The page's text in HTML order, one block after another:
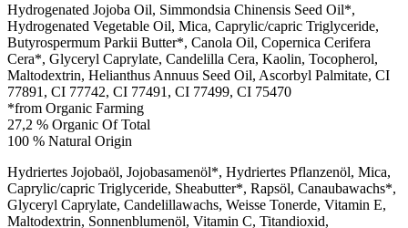
Hydrogenated Jojoba Oil, Simmondsia Chinensis Seed Oil*,
Hydrogenated Vegetable Oil, Mica, Caprylic/capric Triglyceride,
Butyrospermum Parkii Butter*, Canola Oil, Copernica Cerifera
Cera*, Glyceryl Caprylate, Candelilla Cera, Kaolin, Tocopherol,
Maltodextrin, Helianthus Annuus Seed Oil, Ascorbyl Palmitate, CI
77891, CI 77742, CI 77491, CI 77499, CI 75470
*from Organic Farming
27,2 % Organic Of Total
100 % Natural Origin
Hydriertes Jojobaöl, Jojobasamenöl*, Hydriertes Pflanzenöl, Mica,
Caprylic/capric Triglyceride, Sheabutter*, Rapsöl, Canaubawachs*,
Glyceryl Caprylate, Candelillawachs, Weisse Tonerde, Vitamin E,
Maltodextrin, Sonnenblumenöl, Vitamin C, Titandioxid,